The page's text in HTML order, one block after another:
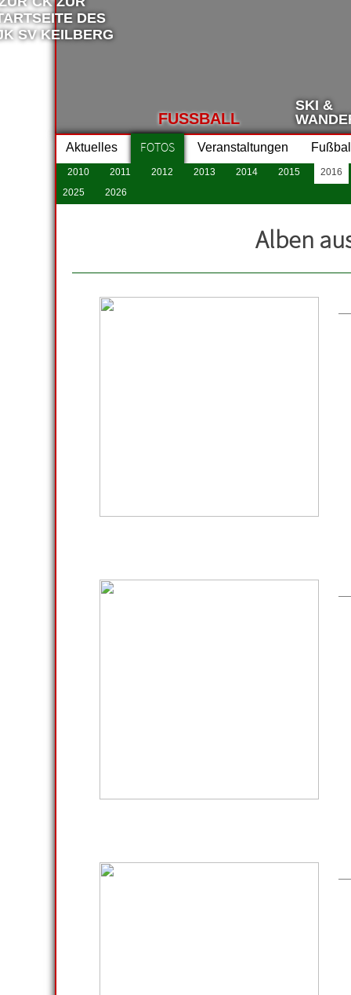
FUSSBALL
SKI &
Aktuelles FOTOS Veranstaltungen
2010 2011 2012 2013 2014 2015
2016
2025
2026
Alben